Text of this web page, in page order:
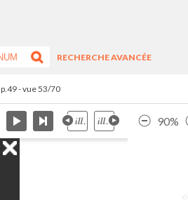
RECHERCHE AVANCÉE
p.49 - vue 53/70
90%